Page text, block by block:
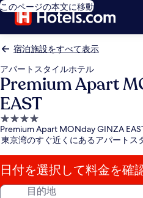
このページの本文に移動
宿泊施設をすべて表示
アパートスタイルホテル
Premium Apart
EAST
4.0
つ
星
宿
泊
施
Premium Apart MONday GINZA
東京湾のすぐ近くにあるアパートス
日付を選択して料金を確
目的地